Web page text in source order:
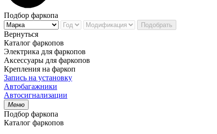
Подбор фаркопа
Подобрать
Вернуться
Каталог фаркопов
Электрика для фаркопов
Аксессуары для фаркопов
Крепления на фаркоп
Запись на установку
Автобагажники
Автосигнализации
Меню
Подбор фаркопа
Каталог фаркопов